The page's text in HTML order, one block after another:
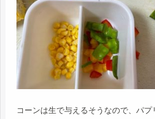
コーンは生で与えるそうなので、パプ